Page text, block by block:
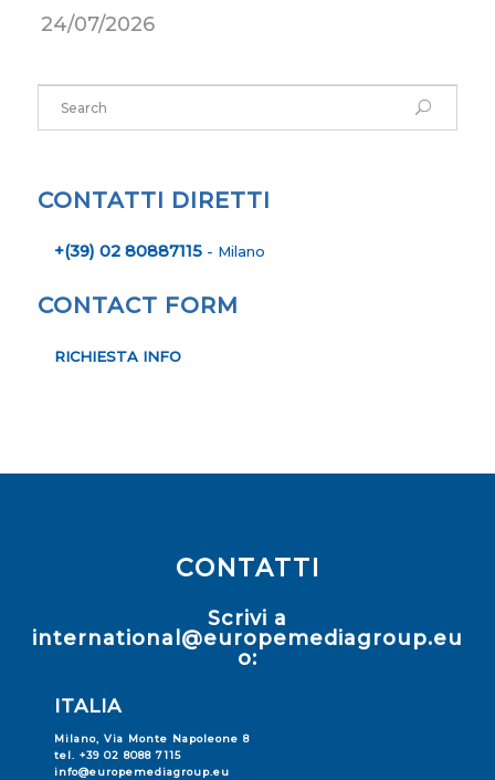
24/07/2026
CONTATTI DIRETTI
+(39) 02 80887115- Milano
CONTACT FORM
RICHIESTA INFO
CONTATTI
Scrivi a
international@europemediagroup.eu
o:
ITALIA
Milano, Via Monte Napoleone 8
tel. +39 02 8088 7115
info@europemediagroup.eu